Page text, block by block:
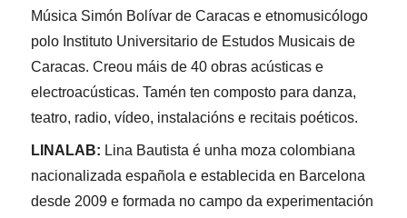
Música Simón Bolívar de Caracas e etnomusicólogo
polo Instituto Universitario de Estudos Musicais de
Caracas. Creou máis de 40 obras acústicas e
electroacústicas. Tamén ten composto para danza,
teatro, radio, vídeo, instalacións e recitais poéticos.
LINALAB: Lina Bautista é unha moza colombiana
nacionalizada española e establecida en Barcelona
desde 2009 e formada no campo da experimentación